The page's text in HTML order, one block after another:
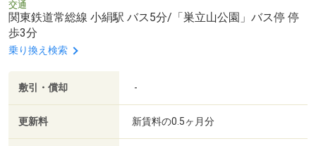
交通
関東鉄道常総線 小絹駅 バス5分/「巣立山公園」バス停 停
歩3分
乗り換え検索
敷引・償却 -
更新料 新賃料の0.5ヶ月分